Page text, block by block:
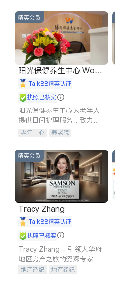
精英会员
阳光保健养生中心 World
shine
iTalkBB精英认证
执照已核实
阳光保健养生中心为老年人
提供日间护理服务，致力于
通过持续的护理创新来有效
老年中心 养老院
精英会员
Tracy Zhang
iTalkBB精英认证
执照已核实
Tracy Zhang - 引领大华府
地区房产之旅的资深专家
地产经纪
地产经纪